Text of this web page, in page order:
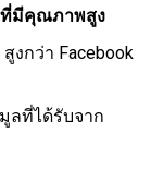
ที่มีคุณภาพสูง
งกว่า Facebook
ลที่ได้รับจาก